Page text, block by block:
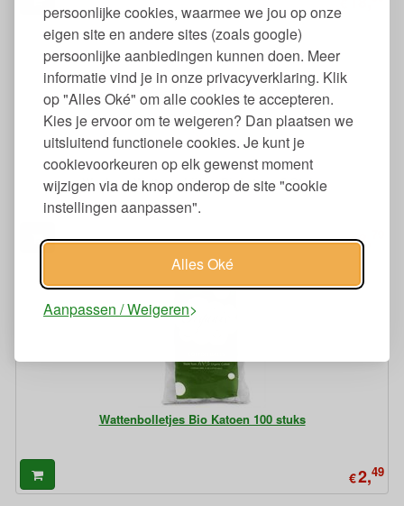
persoonlijke cookies, waarmee we jou op onze
eigen site en andere sites (zoals google)
persoonlijke aanbiedingen kunnen doen. Meer
informatie vind je in onze privacyverklaring. Klik
op "Alles Oké" om alle cookies te accepteren.
Kies je ervoor om te weigeren? Dan plaatsen we
uitsluitend functionele cookies. Je kunt je
cookievoorkeuren op elk gewenst moment
wijzigen via de knop onderop de site "cookie
instellingen aanpassen".
Alles Oké
Aanpassen / Weigeren
Wasbare Wattenschijfjes Biokatoen 6 Stuks
€8,
Wattenbolletjes Bio Katoen 100 stuks
€2,49